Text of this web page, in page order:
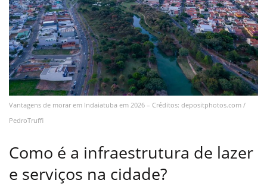
Vantagens de morar em Indaiatuba em 2026 – Créditos: depositphotos.com /
PedroTruffi
Como é a infraestrutura de lazer
e serviços na cidade?